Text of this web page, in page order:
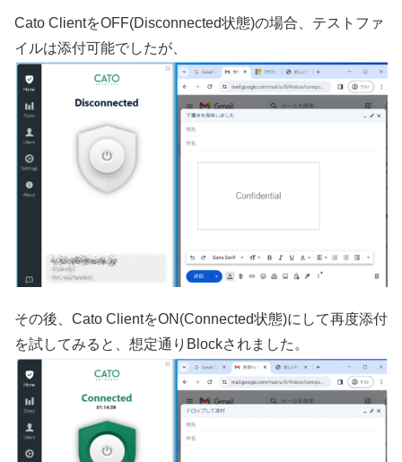
Cato ClientをOFF(Disconnected状態)の場合、テストファ
イルは添付可能でしたが、
その後、Cato ClientをON(Connected状態)にして再度添付
を試してみると、想定通りBlockされました。